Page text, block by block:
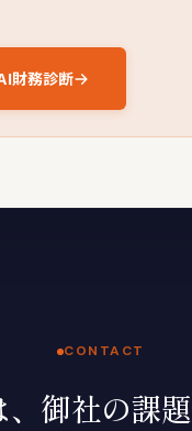
財務診断
CONTACT
、御社の課